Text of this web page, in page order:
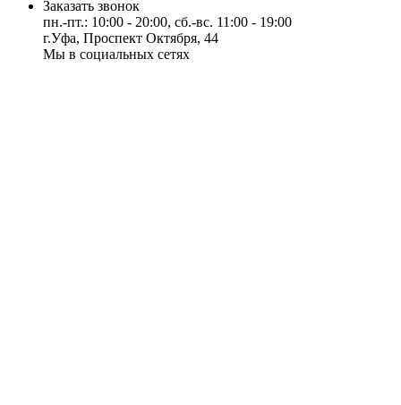
Заказать звонок
пн.-пт.: 10:00 - 20:00, сб.-вс. 11:00 - 19:00
г.Уфа, Проспект Октября, 44
Мы в социальных сетях